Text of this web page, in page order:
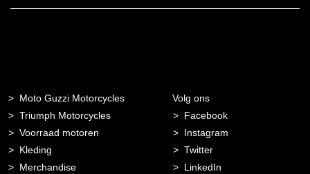
Moto Guzzi Motorcycles
Triumph Motorcycles
Voorraad motoren
Kleding
Merchandise
Volg ons
Facebook
Instagram
Twitter
LinkedIn